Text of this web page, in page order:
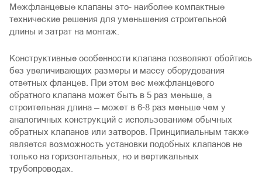
Межфланцевые клапаны это- наиболее компактные
технические решения для уменьшения строительной
длины и затрат на монтаж.
Конструктивные особенности клапана позволяют обойтись
без увеличивающих размеры и массу оборудования
ответных фланцев. При этом вес межфланцевого
обратного клапана может быть в 5 раз меньше, а
строительная длина — может в 6-8 раз меньше чем у
аналогичных конструкций с использованием обычных
обратных клапанов или затворов. Принципиальным также
является возможность установки подобных клапанов не
только на горизонтальных, но и вертикальных
трубопроводах.